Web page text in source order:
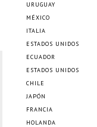
URUGUAY
MÉXICO
ITALIA
ESTADOS UNIDOS
ECUADOR
ESTADOS UNIDOS
CHILE
JAPÓN
FRANCIA
HOLANDA